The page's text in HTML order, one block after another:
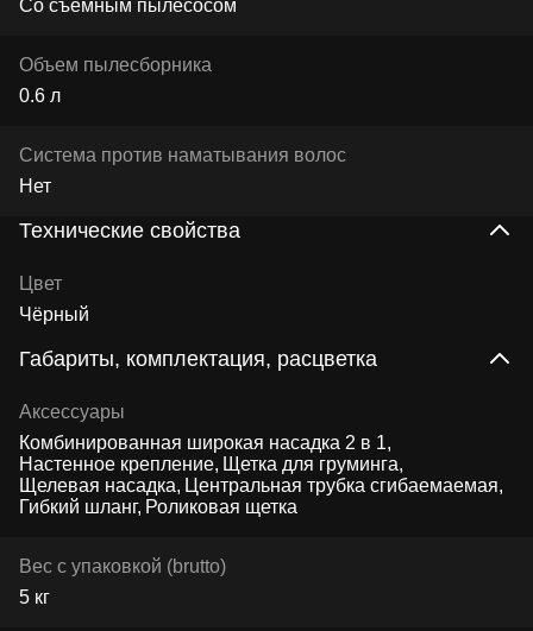
Со съёмным пылесосом
Объем пылесборника
0.6 л
Система против наматывания волос
Нет
Технические свойства
Цвет
Чёрный
Габариты, комплектация, расцветка
Аксессуары
Комбинированная широкая насадка 2 в 1
Настенное крепление Щетка для груминга
Щелевая насадка
Центральная трубка сгибаемаемая
Гибкий шланг Роликовая щетка
Вес с упаковкой (brutto)
5 кг